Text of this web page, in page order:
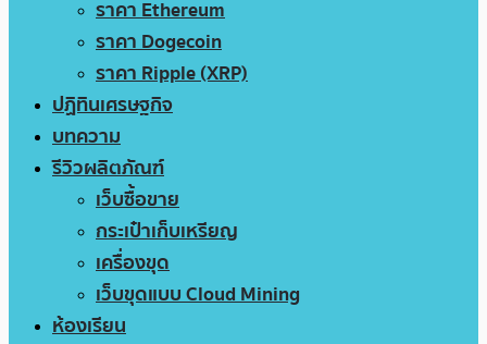
ราคา Ethereum
ราคา Dogecoin
ราคา Ripple (XRP)
ปฏิทินเศรษฐกิจ
บทความ
รีวิวผลิตภัณฑ์
เว็บซื้อขาย
กระเป๋าเก็บเหรียญ
เครื่องขุด
เว็บขุดแบบ Cloud Mining
ห้องเรียน